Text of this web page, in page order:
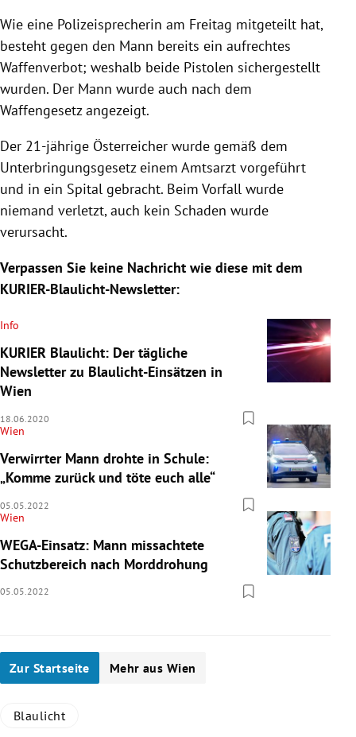
Wie eine Polizeisprecherin am Freitag mitgeteilt hat,
besteht gegen den Mann bereits ein aufrechtes
Waffenverbot; weshalb beide Pistolen sichergestellt
wurden. Der Mann wurde auch nach dem
Waffengesetz angezeigt.
Der 21-jährige Österreicher wurde gemäß dem
Unterbringungsgesetz einem Amtsarzt vorgeführt
und in ein Spital gebracht. Beim Vorfall wurde
niemand verletzt, auch kein Schaden wurde
verursacht.
Verpassen Sie keine Nachricht wie diese mit dem
KURIER-Blaulicht-Newsletter:
Info
KURIER Blaulicht: Der tägliche
Newsletter zu Blaulicht-Einsätzen in
Wien
18.06.2020
Wien
Verwirrter Mann drohte in Schule:
„Komme zurück und töte euch alle“
05.05.2022
Wien
WEGA-Einsatz: Mann missachtete
Schutzbereich nach Morddrohung
05.05.2022
Zur Startseite Mehr aus Wien
Blaulicht